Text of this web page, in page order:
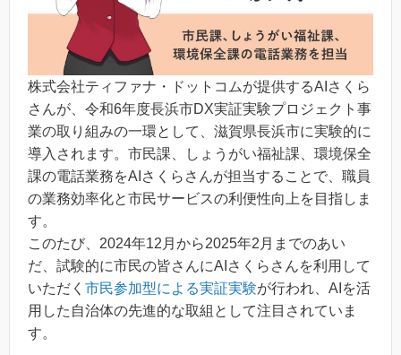
株式会社ティファナ・ドットコムが提供するAIさくら
さんが、令和6年度長浜市DX実証実験プロジェクト事
業の取り組みの一環として、滋賀県長浜市に実験的に
導入されます。市民課、しょうがい福祉課、環境保全
課の電話業務をAIさくらさんが担当することで、職員
の業務効率化と市民サービスの利便性向上を目指しま
す。
このたび、2024年12月から2025年2月までのあい
だ、試験的に市民の皆さんにAIさくらさんを利用して
いただく 市民参加型による実証実験が行われ、AIを活
用した自治体の先進的な取組として注目されていま
す。